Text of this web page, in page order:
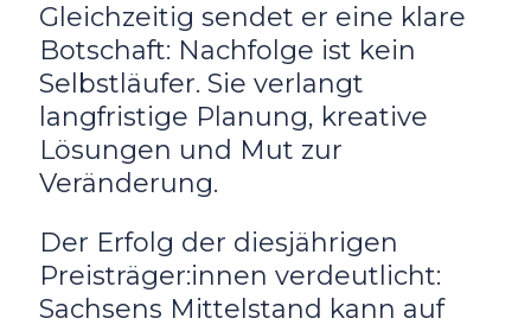
Gleichzeitig sendet er eine klare
Botschaft: Nachfolge ist kein
Selbstläufer. Sie verlangt
langfristige Planung, kreative
Lösungen und Mut zur
Veränderung.
Der Erfolg der diesjährigen
Preisträger:innen verdeutlicht:
Sachsens Mittelstand kann auf